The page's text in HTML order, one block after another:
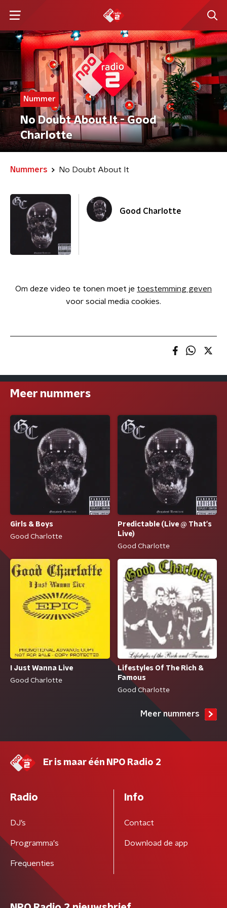
Nummer
No Doubt About It - Good
Charlotte
Nummers No Doubt About It
Good Charlotte
Om deze video te tonen moet je toestemming geven
voor social media cookies.
Meer nummers
Girls & Boys
Good Charlotte
Predictable (Live @ That's
Live)
Good Charlotte
I Just Wanna Live
Good Charlotte
Lifestyles Of The Rich &
Famous
Good Charlotte
Meer nummers
Er is maar één NPO Radio 2
Radio
DJ’s
Programma's
Frequenties
Info
Contact
Download de app